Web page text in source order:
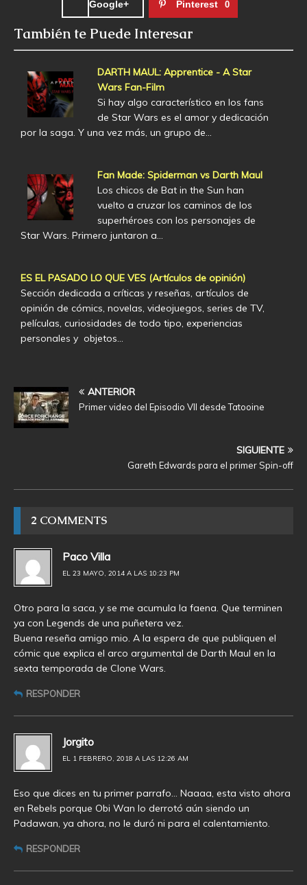
Google+ Pinterest 0
También te Puede Interesar
DARTH MAUL: Apprentice - A Star
Wars Fan-Film
Si hay algo característico en los fans
de Star Wars es el amor y dedicación
por la saga. Y una vez más, un grupo de…
Fan Made: Spiderman vs Darth Maul
Los chicos de Bat in the Sun han
vuelto a cruzar los caminos de los
superhéroes con los personajes de
Star Wars. Primero juntaron a…
ES EL PASADO LO QUE VES (Artículos de opinión)
Sección dedicada a críticas y reseñas, artículos de
opinión de cómics, novelas, videojuegos, series de TV,
películas, curiosidades de todo tipo, experiencias
personales y objetos…
ANTERIOR
Primer video del Episodio VII desde Tatooine
SIGUIENTE
Gareth Edwards para el primer Spin-off
2 COMMENTS
Paco Villa
EL 23 MAYO, 2014 A LAS 10:23 PM
Otro para la saca, y se me acumula la faena. Que terminen
ya con Legends de una puñetera vez.
Buena reseña amigo mio. A la espera de que publiquen el
cómic que explica el arco argumental de Darth Maul en la
sexta temporada de Clone Wars.
RESPONDER
Jorgito
EL 1 FEBRERO, 2018 A LAS 12:26 AM
Eso que dices en tu primer parrafo… Naaaa, esta visto ahora
en Rebels porque Obi Wan lo derrotó aún siendo un
Padawan, ya ahora, no le duró ni para el calentamiento.
RESPONDER